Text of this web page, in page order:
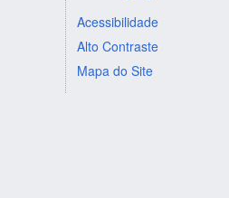
Acessibilidade
Alto Contraste
Mapa do Site